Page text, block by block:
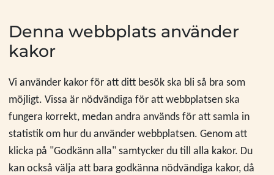
Denna webbplats använder
kakor
Vi använder kakor för att ditt besök ska bli så bra som
möjligt. Vissa är nödvändiga för att webbplatsen ska
fungera korrekt, medan andra används för att samla in
statistik om hur du använder webbplatsen. Genom att
klicka på "Godkänn alla" samtycker du till alla kakor. Du
kan också välja att bara godkänna nödvändiga kakor, då